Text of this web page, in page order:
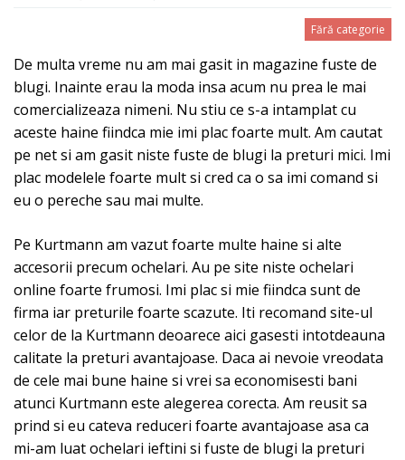
Fără categorie
De multa vreme nu am mai gasit in magazine fuste de
blugi. Inainte erau la moda insa acum nu prea le mai
comercializeaza nimeni. Nu stiu ce s-a intamplat cu
aceste haine fiindca mie imi plac foarte mult. Am cautat
pe net si am gasit niste fuste de blugi la preturi mici. Imi
plac modelele foarte mult si cred ca o sa imi comand si
eu o pereche sau mai multe.
Pe Kurtmann am vazut foarte multe haine si alte
accesorii precum ochelari. Au pe site niste ochelari
online foarte frumosi. Imi plac si mie fiindca sunt de
firma iar preturile foarte scazute. Iti recomand site-ul
celor de la Kurtmann deoarece aici gasesti intotdeauna
calitate la preturi avantajoase. Daca ai nevoie vreodata
de cele mai bune haine si vrei sa economisesti bani
atunci Kurtmann este alegerea corecta. Am reusit sa
prind si eu cateva reduceri foarte avantajoase asa ca
mi-am luat ochelari ieftini si fuste de blugi la preturi